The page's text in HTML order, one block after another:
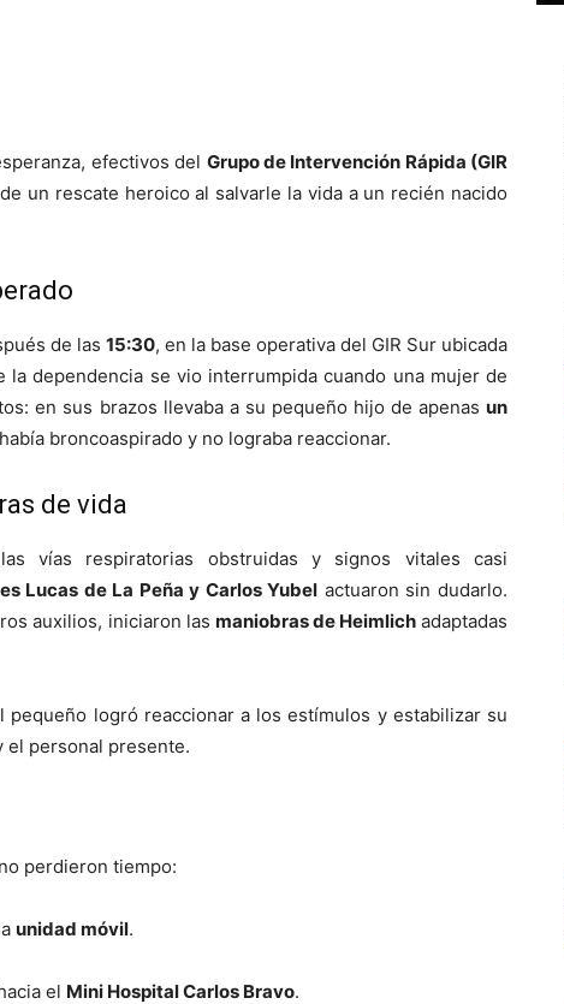
efectivos del Grupo de Intervención Rápida (GIR
un rescate heroico al salvarle la vida a un recién nacido
de las 15:30, en la base operativa del GIR Sur ubicada
la dependencia se vio interrumpida cuando una mujer de
en sus brazos llevaba a su pequeño hijo de apenas un
broncoaspirado y no lograba reaccionar.
de vida
vías respiratorias obstruidas y signos vitales casi
Lucas de La Peña y Carlos Yubel actuaron sin dudarlo.
auxilios, iniciaron las maniobras de Heimlichadaptadas
logró reaccionar a los estímulos y estabilizar su
el personal presente.
perdieron tiempo:
unidad móvil.
el Mini Hospital Carlos Bravo.